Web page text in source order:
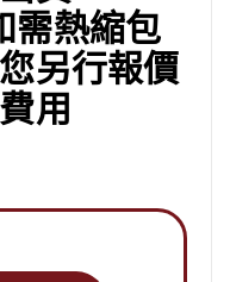
需熱縮包
另行報價
用